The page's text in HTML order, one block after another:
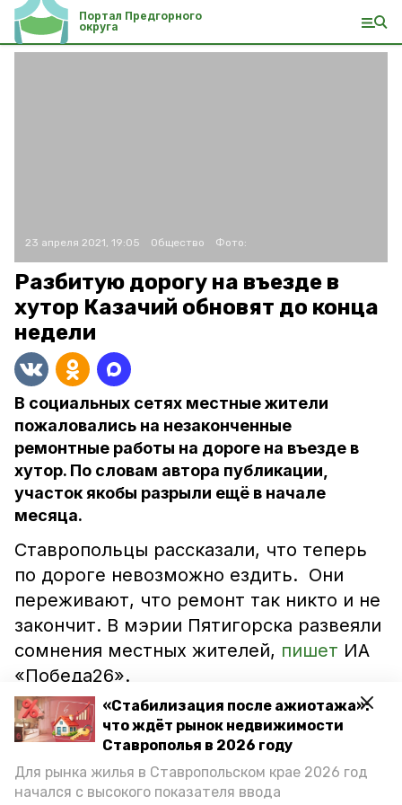
«Стабилизация после ажиотажа»:
что ждёт рынок недвижимости
Ставрополья в 2026 году
Для рынка жилья в Ставропольском крае 2026 год
начался с высокого показателя ввода
Портал Предгорного
округа
23 апреля 2021, 19:05 Общество Фото:
Разбитую дорогу на въезде в
хутор Казачий обновят до конца
недели
В социальных сетях местные жители
пожаловались на незаконченные
ремонтные работы на дороге на въезде в
хутор. По словам автора публикации,
участок якобы разрыли ещё в начале
месяца.
Ставропольцы рассказали, что теперь
по дороге невозможно ездить. Они
переживают, что ремонт так никто и не
закончит. В мэрии Пятигорска развеяли
сомнения местных жителей, пишет ИА
«Победа26».
«Дорожное покрытие на въезде в хутор
Казачий сняли 16 апреля. Задержка
ремонтных работ связана с погодными
условиями. К понедельнику асфальтовое